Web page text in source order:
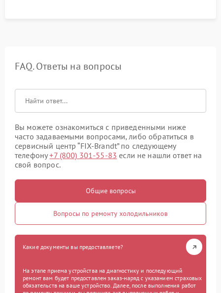
FAQ. Ответы на вопросы
Вы можете ознакомиться с приведенными ниже
часто задаваемыми вопросами, либо обратиться в
сервисный центр “FIX-Brandt” по следующему
телефону+7 (800) 301-55-83 если не нашли ответ на
свой вопрос.
Общие вопросы
Вопросы по ремонту холодильников
Какие документы вы предоставляете?
На этапе приема устройства на диагностику и последующий
ремонт вам будет предоставлен заказ-наряд с указанием страховых
обязательств на ваше устройство. Далее, после выполнения работ